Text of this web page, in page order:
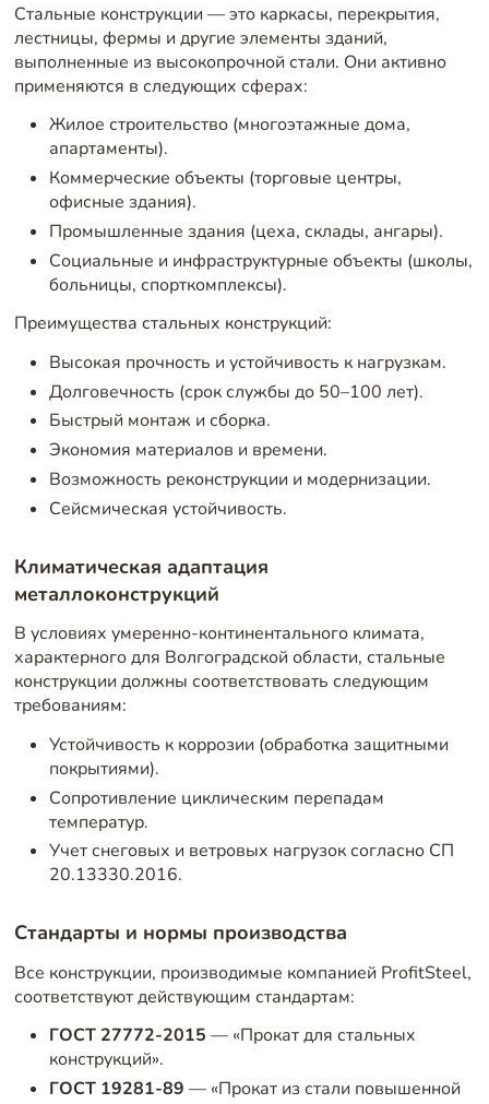
Стальные конструкции — это каркасы, перекрытия,
лестницы, фермы и другие элементы зданий,
выполненные из высокопрочной стали. Они активно
применяются в следующих сферах:
Жилое строительство (многоэтажные дома,
апартаменты).
Коммерческие объекты (торговые центры,
офисные здания).
Промышленные здания (цеха, склады, ангары).
Социальные и инфраструктурные объекты (школы,
больницы, спорткомплексы).
Преимущества стальных конструкций:
Высокая прочность и устойчивость к нагрузкам.
Долговечность (срок службы до 50–100 лет).
Быстрый монтаж и сборка.
Экономия материалов и времени.
Возможность реконструкции и модернизации.
Сейсмическая устойчивость.
Климатическая адаптация
металлоконструкций
В условиях умеренно-континентального климата,
характерного для Волгоградской области, стальные
конструкции должны соответствовать следующим
требованиям:
Устойчивость к коррозии (обработка защитными
покрытиями).
Сопротивление циклическим перепадам
температур.
Учет снеговых и ветровых нагрузок согласно СП
20.13330.2016.
Стандарты и нормы производства
Все конструкции, производимые компанией ProfitSteel,
соответствуют действующим стандартам:
ГОСТ 27772-2015 — «Прокат для стальных
конструкций».
ГОСТ 19281-89 — «Прокат из стали повышенной